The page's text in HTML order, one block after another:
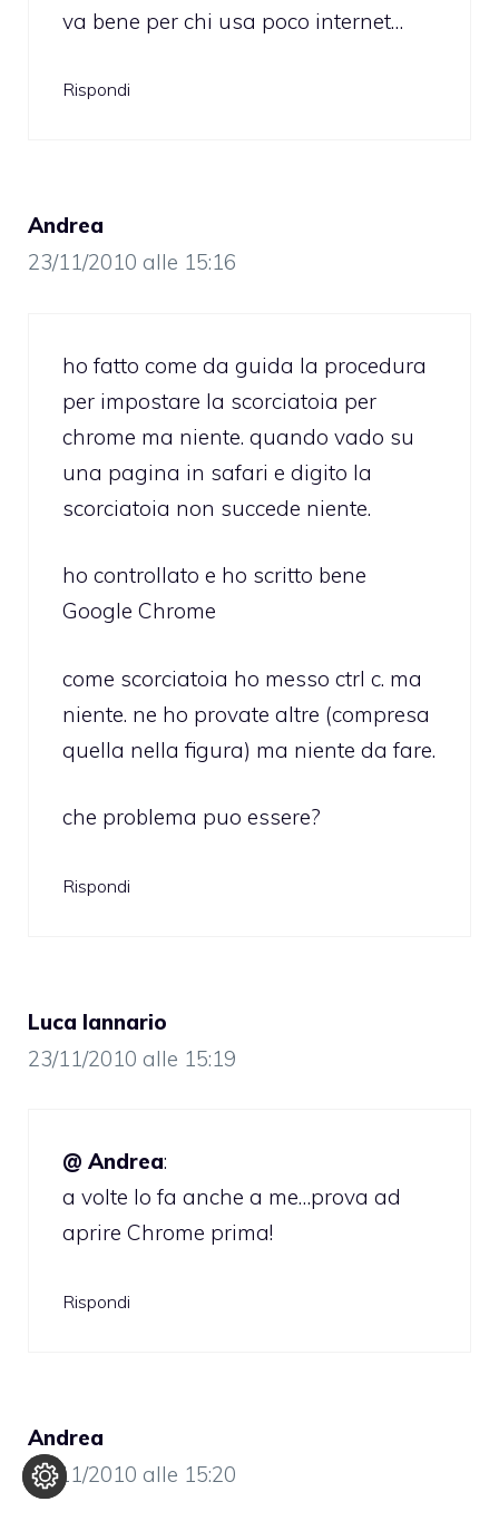
va bene per chi usa poco internet…
Rispondi
Andrea
23/11/2010 alle 15:16
ho fatto come da guida la procedura
per impostare la scorciatoia per
chrome ma niente. quando vado su
una pagina in safari e digito la
scorciatoia non succede niente.
ho controllato e ho scritto bene
Google Chrome
come scorciatoia ho messo ctrl c. ma
niente. ne ho provate altre (compresa
quella nella figura) ma niente da fare.
che problema puo essere?
Rispondi
Luca Iannario
23/11/2010 alle 15:19
@ Andrea:
a volte lo fa anche a me…prova ad
aprire Chrome prima!
Rispondi
Andrea
23/11/2010 alle 15:20